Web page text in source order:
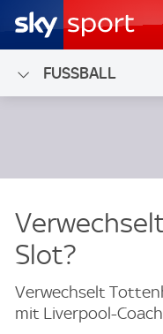
FUSSBALL
Slot?
Verwechselt
mit Liverpool-